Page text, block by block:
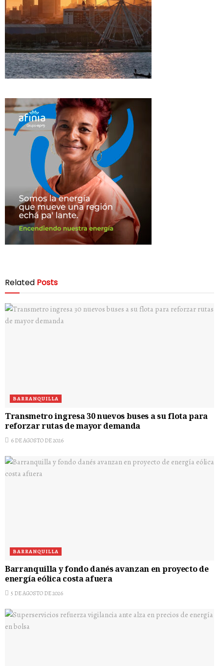
Related Posts
BARRANQUILLA
Transmetro ingresa 30 nuevos buses a su flota para
reforzar rutas de mayor demanda
6 DE AGOSTO DE 2026
BARRANQUILLA
Barranquilla y fondo danés avanzan en proyecto de
energía eólica costa afuera
5 DE AGOSTO DE 2026